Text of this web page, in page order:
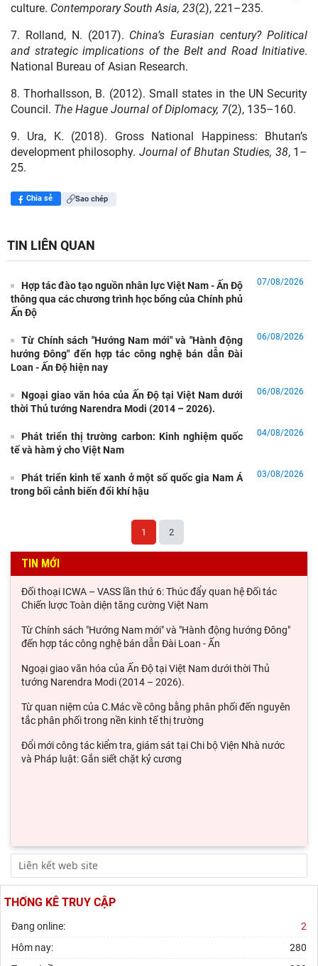
culture. Contemporary South Asia, 23(2), 221–235.
7. Rolland, N. (2017). China’s Eurasian century? Political
and strategic implications of the Belt and Road Initiative.
National Bureau of Asian Research.
8. Thorhallsson, B. (2012). Small states in the UN Security
Council. The Hague Journal of Diplomacy, 7(2), 135–160.
9. Ura, K. (2018). Gross National Happiness: Bhutan’s
development philosophy. Journal of Bhutan Studies, 38, 1–
25.
Chia sẻ Sao chép
TIN LIÊN QUAN
Hợp tác đào tạo nguồn nhân lực Việt Nam - Ấn Độ
thông qua các chương trình học bổng của Chính phủ
Ấn Độ
07/08/2026
Từ Chính sách "Hướng Nam mới" và "Hành động
hướng Đông" đến hợp tác công nghệ bán dẫn Đài
Loan - Ấn Độ hiện nay
06/08/2026
Ngoại giao văn hóa của Ấn Độ tại Việt Nam dưới
thời Thủ tướng Narendra Modi (2014 – 2026).
06/08/2026
Phát triển thị trường carbon: Kinh nghiệm quốc
tế và hàm ý cho Việt Nam
04/08/2026
Phát triển kinh tế xanh ở một số quốc gia Nam Á
trong bối cảnh biến đổi khí hậu
03/08/2026
1 2
TIN MỚI
Tổng Bí thư, Chủ tịch nước Tô Lâm lên đường thăm cấp Nhà
Hội nghị tập huấn chuyên môn, nghiệp vụ năm 2026 của Viện
Thúc đẩy kết nối nghiên cứu và đối thoại chính sách giữa Viện
Hợp tác đào tạo nguồn nhân lực Việt Nam - Ấn Độ thông qua
các chương trình học bổng của Chính phủ
Xuất khẩu Việt Nam trước sức ép từ mức thuế mới của Hoa Kỳ
Đối thoại ICWA – VASS lần thứ 6: Thúc đẩy quan hệ Đối tác
Chiến lược Toàn diện tăng cường Việt Nam
Từ Chính sách "Hướng Nam mới" và "Hành động hướng Đông"
đến hợp tác công nghệ bán dẫn Đài Loan - Ấn
Ngoại giao văn hóa của Ấn Độ tại Việt Nam dưới thời Thủ
tướng Narendra Modi (2014 – 2026).
Từ quan niệm của C.Mác về công bằng phân phối đến nguyên
tắc phân phối trong nền kinh tế thị trường
Đổi mới công tác kiểm tra, giám sát tại Chi bộ Viện Nhà nước
và Pháp luật: Gắn siết chặt kỷ cương
THỐNG KÊ TRUY CẬP
Đang online:
2
Hôm nay:
280